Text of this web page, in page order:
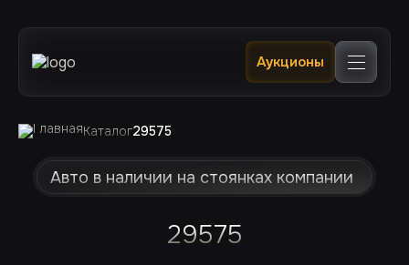
Главная
Каталог
Клиентам
Отслеживание
Контакты
Аукционы
Каталог29575
Авто в наличии на стоянках компании
29575